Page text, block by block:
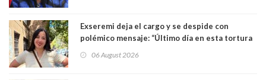
Exseremi deja el cargo y se despide con
polémico mensaje: “Último día en esta tortura
06 August 2026